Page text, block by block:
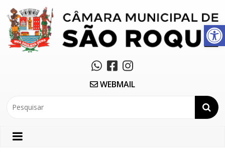
Abrir a barra de ferramentas
WEBMAIL